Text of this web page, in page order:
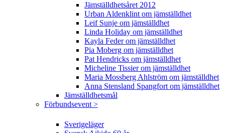
Jämställdhetsåret 2012
Urban Aldenklint om jämställdhet
Leif Sunje om jämställdhet
Linda Holiday om jämställdhet
Kayla Feder om jämställdhet
Pia Moberg om jämställdhet
Pat Hendricks om jämställdhet
Micheline Tissier om jämställdhet
Maria Mossberg Ahlström om jämställdhet
Anna Stensland Spangfort om jämställdhet
Jämställdhetsmål
Förbundsevent >
Sverigeläger